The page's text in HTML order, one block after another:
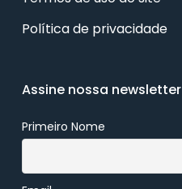
Política de privacidade
Assine nossa newsletter
Primeiro Nome